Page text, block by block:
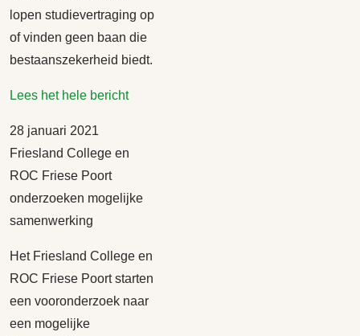
lopen studievertraging op
of vinden geen baan die
bestaanszekerheid biedt.
Lees het hele bericht
28 januari 2021
Friesland College en
ROC Friese Poort
onderzoeken mogelijke
samenwerking
Het Friesland College en
ROC Friese Poort starten
een vooronderzoek naar
een mogelijke